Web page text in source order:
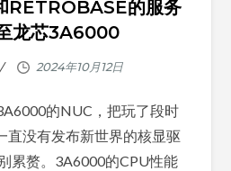
RETROBASE的服务
龙芯3A6000
的NUC，把玩了段时
直没有发布新世界的核显驱
累赘。3A6000的CPU性能